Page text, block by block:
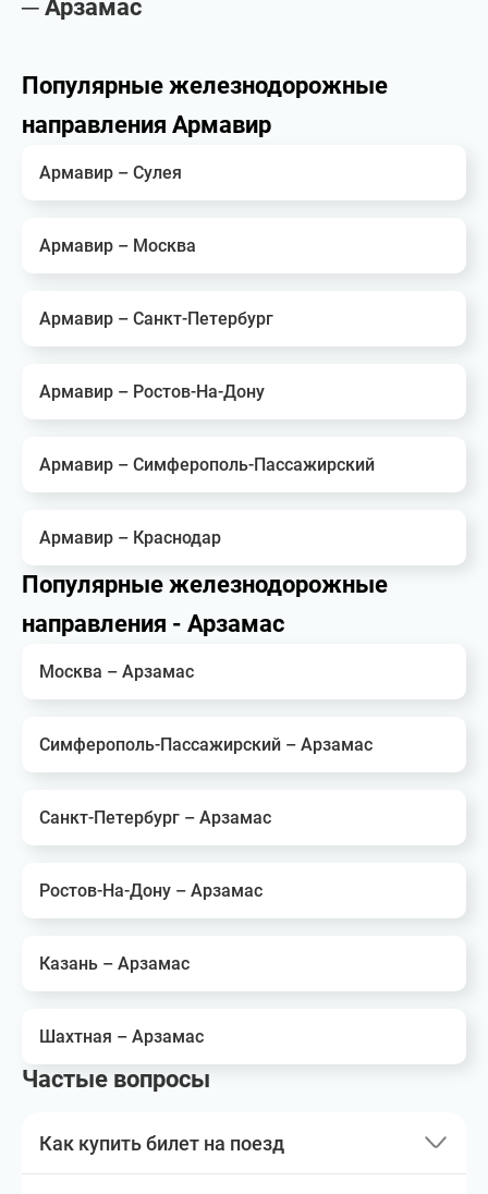
─ Арзамас
Популярные железнодорожные
направления Армавир
Армавир – Сулея
Армавир – Москва
Армавир – Санкт-Петербург
Армавир – Ростов-На-Дону
Армавир – Симферополь-Пассажирский
Армавир – Краснодар
Популярные железнодорожные
направления - Арзамас
Москва – Арзамас
Симферополь-Пассажирский – Арзамас
Санкт-Петербург – Арзамас
Ростов-На-Дону – Арзамас
Казань – Арзамас
Шахтная – Арзамас
Частые вопросы
Как купить билет на поезд